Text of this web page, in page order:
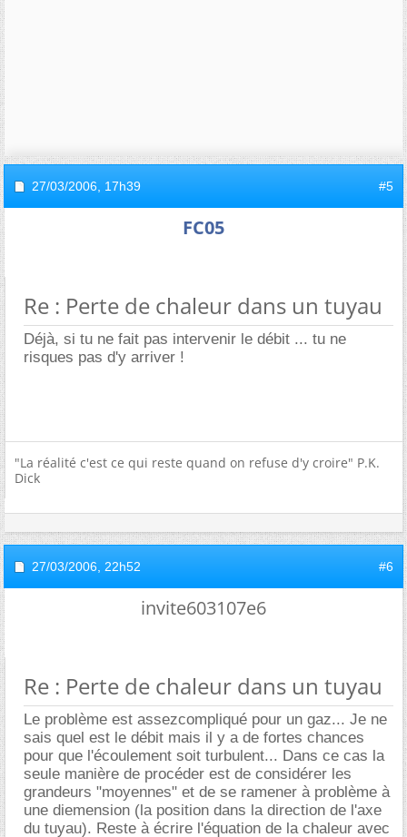
27/03/2006, 17h39 #5
FC05
Re : Perte de chaleur dans un tuyau
Déjà, si tu ne fait pas intervenir le débit ... tu ne
risques pas d'y arriver !
"La réalité c'est ce qui reste quand on refuse d'y croire" P.K.
Dick
27/03/2006, 22h52 #6
invite603107e6
Re : Perte de chaleur dans un tuyau
Le problème est assezcompliqué pour un gaz... Je ne
sais quel est le débit mais il y a de fortes chances
pour que l'écoulement soit turbulent... Dans ce cas la
seule manière de procéder est de considérer les
grandeurs "moyennes" et de se ramener à problème à
une diemension (la position dans la direction de l'axe
du tuyau). Reste à écrire l'équation de la chaleur avec